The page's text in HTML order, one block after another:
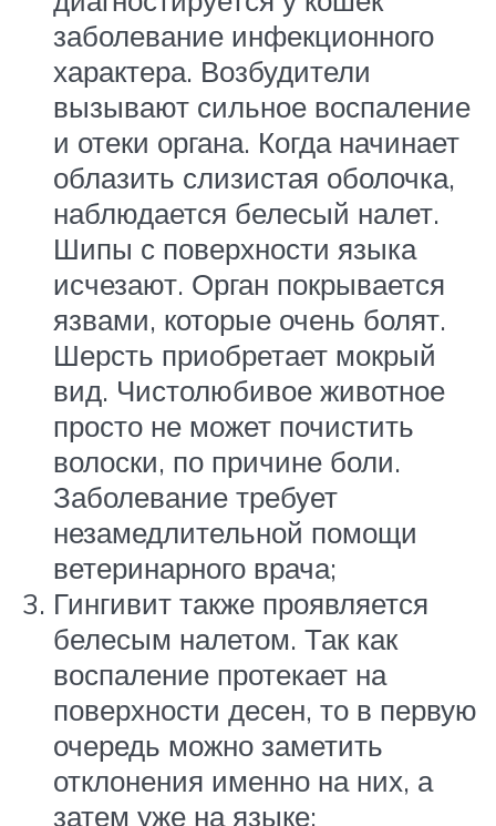
заболевание инфекционного
характера. Возбудители
вызывают сильное воспаление
и отеки органа. Когда начинает
облазить слизистая оболочка,
наблюдается белесый налет.
Шипы с поверхности языка
исчезают. Орган покрывается
язвами, которые очень болят.
Шерсть приобретает мокрый
вид. Чистолюбивое животное
просто не может почистить
волоски, по причине боли.
Заболевание требует
незамедлительной помощи
ветеринарного врача;
Гингивит также проявляется
белесым налетом. Так как
воспаление протекает на
поверхности десен, то в первую
очередь можно заметить
отклонения именно на них, а
затем уже на языке;